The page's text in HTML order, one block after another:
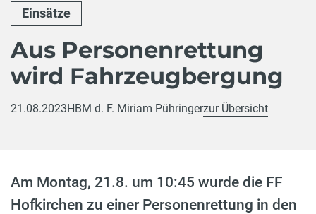
Einsätze
Aus Personenrettung
wird Fahrzeugbergung
21.08.2023HBM d. F. Miriam Pühringerzur Übersicht
Am Montag, 21.8. um 10:45 wurde die FF
Hofkirchen zu einer Personenrettung in den